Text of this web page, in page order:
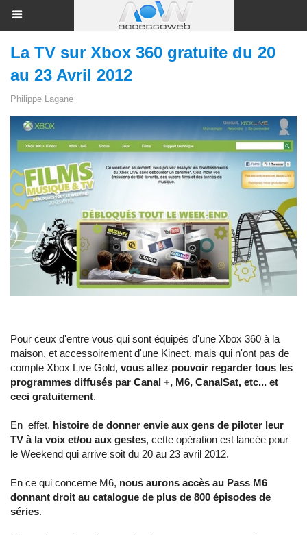
La TV sur Xbox 360 gratuite du 20
au 23 Avril 2012
Philippe Lagane
Pour ceux d'entre vous qui sont équipés d'une Xbox 360 à la
maison, et accessoirement d'une Kinect, mais qui n'ont pas de
compte Xbox Live Gold, vous allez pouvoir regarder tous les
programmes diffusés par Canal +, M6, CanalSat, etc... et
ceci gratuitement.
En effet, histoire de donner envie aux gens de piloter leur
TV à la voix et/ou aux gestes, cette opération est lancée pour
le Weekend qui arrive soit du 20 au 23 avril 2012.
En ce qui concerne M6, nous aurons accès au Pass M6
donnant droit au catalogue de plus de 800 épisodes de
séries.